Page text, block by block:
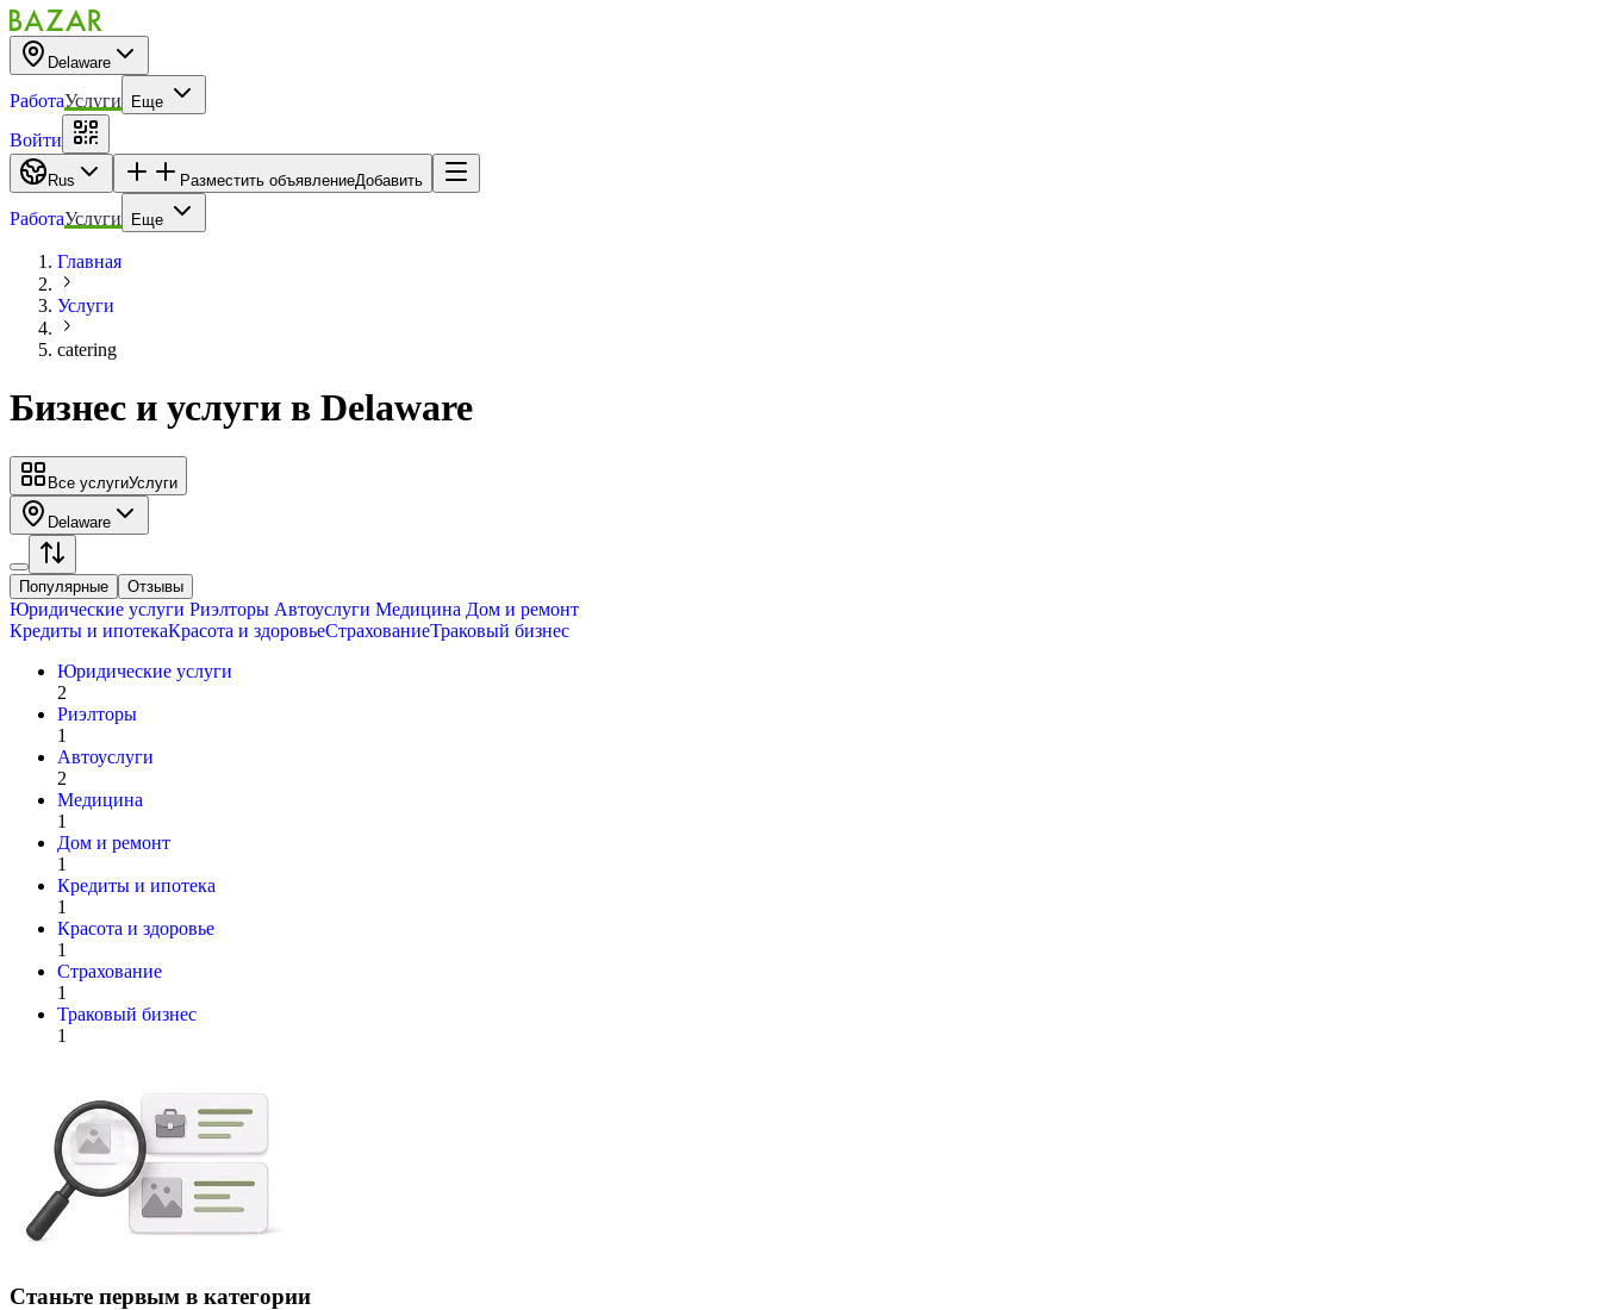
Delaware
РаботаУслуги Еще
Войти
Rus Разместить объявлениеДобавить
РаботаУслуги Еще
Главная
Услуги
catering
Бизнес и услуги в Delaware
Все услугиУслуги
Delaware
Популярные Отзывы
Юридические услуги Риэлторы Автоуслуги Медицина Дом и ремонт
Кредиты и ипотекаКрасота и здоровьеСтрахованиеТраковый бизнес
Юридические услуги
2
Риэлторы
1
Автоуслуги
2
Медицина
1
Дом и ремонт
1
Кредиты и ипотека
1
Красота и здоровье
1
Страхование
1
Траковый бизнес
1
Станьте первым в категории